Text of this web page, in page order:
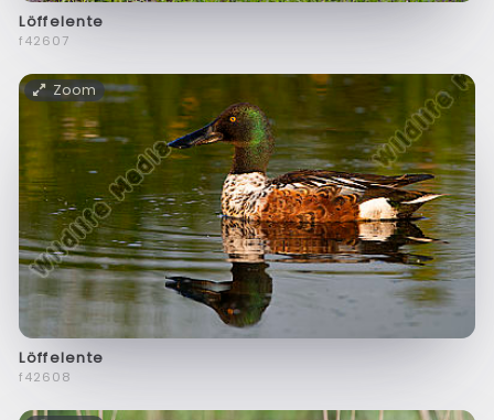
Löffelente
f42607
Zoom
Löffelente
f42608